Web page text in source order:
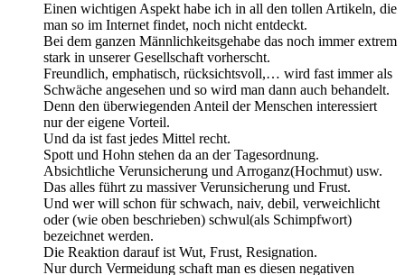
Einen wichtigen Aspekt habe ich in all den tollen Artikeln, die
man so im Internet findet, noch nicht entdeckt.
Bei dem ganzen Männlichkeitsgehabe das noch immer extrem
stark in unserer Gesellschaft vorherscht.
Freundlich, emphatisch, rücksichtsvoll,… wird fast immer als
Schwäche angesehen und so wird man dann auch behandelt.
Denn den überwiegenden Anteil der Menschen interessiert
nur der eigene Vorteil.
Und da ist fast jedes Mittel recht.
Spott und Hohn stehen da an der Tagesordnung.
Absichtliche Verunsicherung und Arroganz(Hochmut) usw.
Das alles führt zu massiver Verunsicherung und Frust.
Und wer will schon für schwach, naiv, debil, verweichlicht
oder (wie oben beschrieben) schwul(als Schimpfwort)
bezeichnet werden.
Die Reaktion darauf ist Wut, Frust, Resignation.
Nur durch Vermeidung schaft man es diesen negativen